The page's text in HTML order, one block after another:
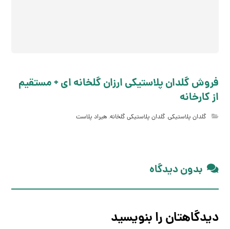
فروش گلدان پلاستیکی ارزان گلخانه ای + مستقیم
از کارخانه
گلدان پلاستیکی,گلدان پلاستیکی گلخانه, هیراد پلاست
بدون دیدگاه
دیدگاهتان را بنویسید